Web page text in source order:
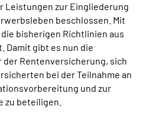
Kundenportal
Leistungen zur Eingliederung
beschlossen. Mit
bisherigen Richtlinien aus
Damit gibt es nun die
der Rentenversicherung, sich
bei der Teilnahme an
und zur
zu beteiligen.